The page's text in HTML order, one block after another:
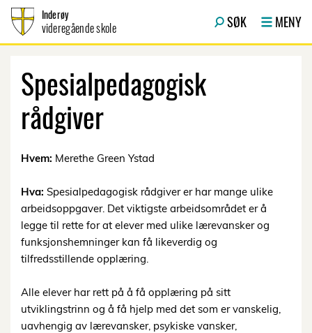
Inderøy
videregående skole SØK MENY
Spesialpedagogisk
rådgiver
Hvem: Merethe Green Ystad
Hva: Spesialpedagogisk rådgiver er har mange ulike
arbeidsoppgaver. Det viktigste arbeidsområdet er å
legge til rette for at elever med ulike lærevansker og
funksjonshemninger kan få likeverdig og
tilfredsstillende opplæring.
Alle elever har rett på å få opplæring på sitt
utviklingstrinn og å få hjelp med det som er vanskelig,
uavhengig av lærevansker, psykiske vansker,